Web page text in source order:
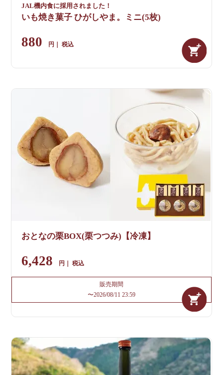
JAL機内食に採用されました！
いも焼き菓子 ひがしやま。ミニ(5枚)
880 税込
おとなの栗BOX(栗つつみ)【冷凍】
6,428 税込
販売期間
〜2026/08/11 23:59